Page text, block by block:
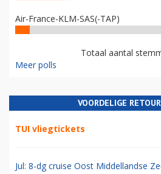
Air-France-KLM-SAS(-TAP)
Totaal aantal
Meer polls
VOORDELIGE
TUI vliegtickets
Jul: 8-dg cruise Oost Middellandse